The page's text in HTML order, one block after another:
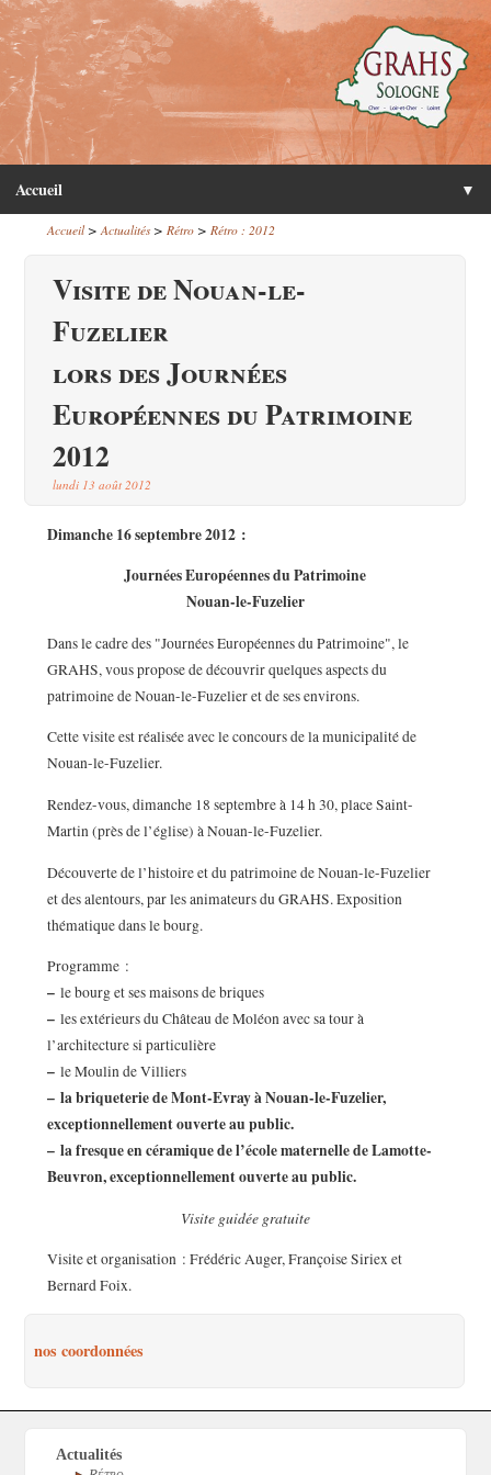
Accueil ▼
Accueil> Actualités> Rétro> Rétro : 2012
Visite de Nouan-le-
Fuzelier
lors des Journées
Européennes du Patrimoine
2012
lundi 13 août 2012
Dimanche 16 septembre 2012 :
Journées Européennes du Patrimoine
Nouan-le-Fuzelier
Dans le cadre des "Journées Européennes du Patrimoine", le
GRAHS, vous propose de découvrir quelques aspects du
patrimoine de Nouan-le-Fuzelier et de ses environs.
Cette visite est réalisée avec le concours de la municipalité de
Nouan-le-Fuzelier.
Rendez-vous, dimanche 18 septembre à 14 h 30, place Saint-
Martin (près de l’église) à Nouan-le-Fuzelier.
Découverte de l’histoire et du patrimoine de Nouan-le-Fuzelier
et des alentours, par les animateurs du GRAHS. Exposition
thématique dans le bourg.
Programme :
–le bourg et ses maisons de briques
–les extérieurs du Château de Moléon avec sa tour à
l’architecture si particulière
–le Moulin de Villiers
– la briqueterie de Mont-Evray à Nouan-le-Fuzelier,
exceptionnellement ouverte au public.
– la fresque en céramique de l’école maternelle de Lamotte-
Beuvron, exceptionnellement ouverte au public.
Visite guidée gratuite
Visite et organisation : Frédéric Auger, Françoise Siriex et
Bernard Foix.
nos coordonnées
Actualités